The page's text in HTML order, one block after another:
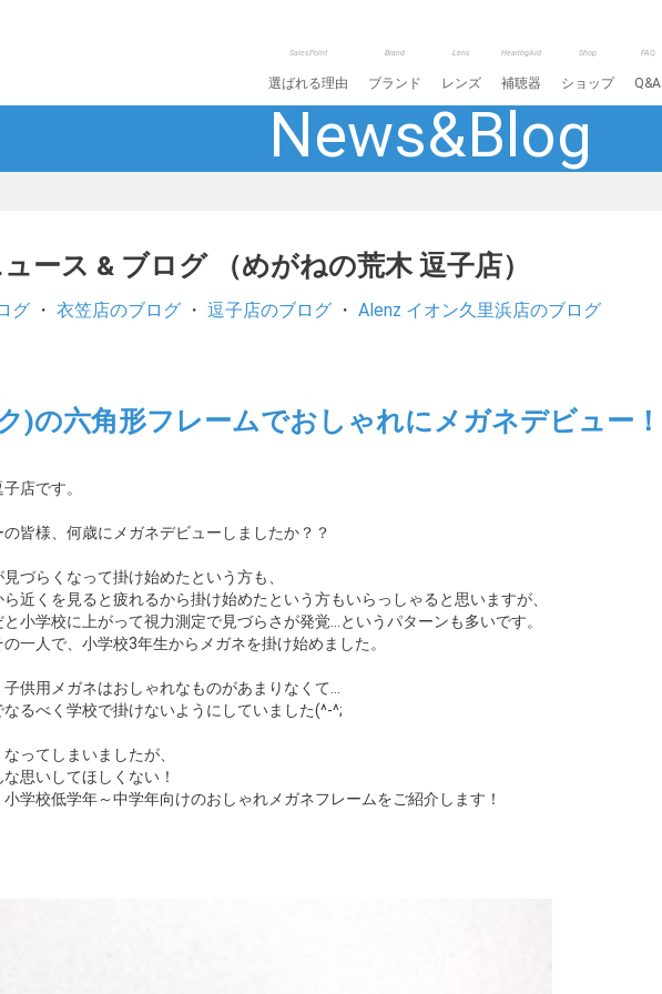
SalesPoint
選ばれる理由
Brand
ブランド
Lens
レンズ
HearingAid
補聴器
Shop
ショップ
FAQ
Q&A
News&Blog
ース & ブログ （めがねの荒木 逗子店）
グ・ 衣笠店のブログ・ 逗子店のブログ・ Alenz イオン久里浜店のブログ
)の六角形フレームでおしゃれにメガネデビュー！
店です。
の皆様、何歳にメガネデビューしましたか？？
づらくなって掛け始めたという方も、
近くを見ると疲れるから掛け始めたという方もいらっしゃると思いますが、
小学校に上がって視力測定で見づらさが発覚…というパターンも多いです。
一人で、小学校3年生からメガネを掛け始めました。
供用メガネはおしゃれなものがあまりなくて…
るべく学校で掛けないようにしていました(^-^;
ってしまいましたが、
思いしてほしくない！
学校低学年～中学年向けのおしゃれメガネフレームをご紹介します！